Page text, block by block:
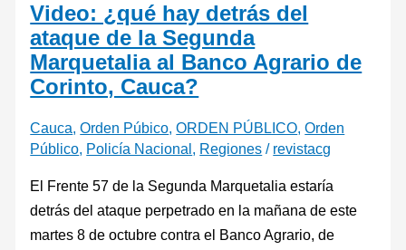
Video: ¿qué hay detrás del
ataque de la Segunda
Marquetalia al Banco Agrario de
Corinto, Cauca?
Cauca,Orden Púbico,ORDEN PÚBLICO,Orden
Público, Policía Nacional, Regiones / revistacg
El Frente 57 de la Segunda Marquetalia estaría
detrás del ataque perpetrado en la mañana de este
martes 8 de octubre contra el Banco Agrario, de